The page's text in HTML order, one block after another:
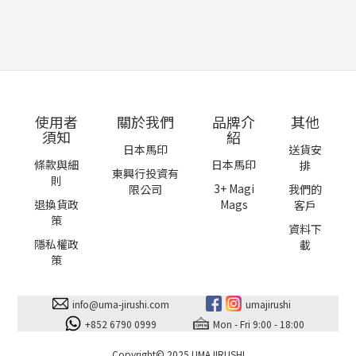
使用者
須知
條款與細
則
退換貨政
策
隱私權政
策
關於我們
日本馬印
東興行投資有
限公司
品牌介
紹
日本馬印
3+ Magi
Mags
其他
送貨安
排
我們的
客戶
資料下
載
info@uma-jirushi.com
+852 6790 0999
umajirushi
Mon - Fri 9:00 - 18:00